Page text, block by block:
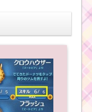
ム4月イベント
タズミックイ
酬
ムのファンタ
イベントを攻
におすすめの